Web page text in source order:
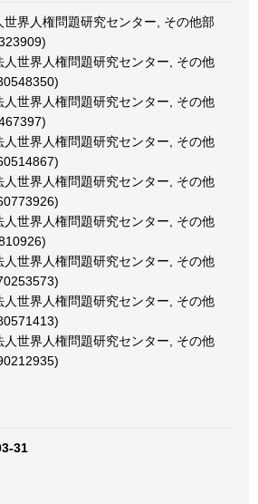
世界人権問題研究センター, その他部
人世界人権問題研究センター, その他
人世界人権問題研究センター, その他
人世界人権問題研究センター, その他
人世界人権問題研究センター, その他
人世界人権問題研究センター, その他
人世界人権問題研究センター, その他
人世界人権問題研究センター, その他
人世界人権問題研究センター, その他
31